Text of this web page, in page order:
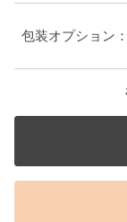
包装オプション：